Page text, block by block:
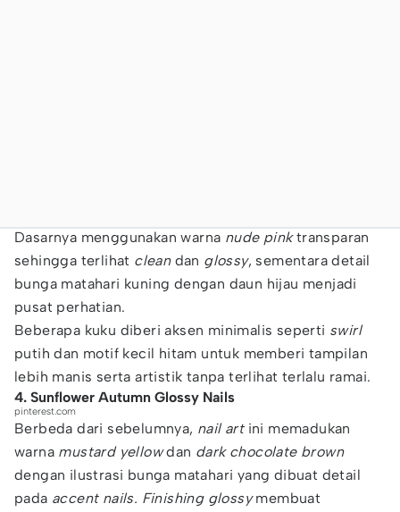
Dasarnya menggunakan warna nude pinktransparan
sehingga terlihat cleandan glossy, sementara detail
bunga matahari kuning dengan daun hijau menjadi
pusat perhatian.
Beberapa kuku diberi aksen minimalis seperti swirl
putih dan motif kecil hitam untuk memberi tampilan
lebih manis serta artistik tanpa terlihat terlalu ramai.
4. Sunflower Autumn Glossy Nails
pinterest.com
Berbeda dari sebelumnya, nail artini memadukan
warna mustard yellowdan dark chocolate brown
dengan ilustrasi bunga matahari yang dibuat detail
pada accent nails. Finishing glossymembuat